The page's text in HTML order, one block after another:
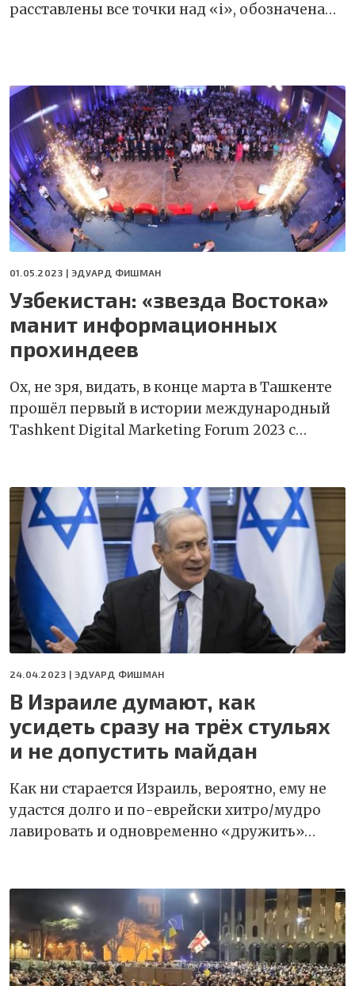
расставлены все точки над «i», обозначена…
01.05.2023 |ЭДУАРД ФИШМАН
Узбекистан: «звезда Востока»
манит информационных
прохиндеев
Ох, не зря, видать, в конце марта в Ташкенте
прошёл первый в истории международный
Tashkent Digital Marketing Forum 2023 с…
24.04.2023 |ЭДУАРД ФИШМАН
В Израиле думают, как
усидеть сразу на трёх стульях
и не допустить майдан
Как ни старается Израиль, вероятно, ему не
удастся долго и по-еврейски хитро/мудро
лавировать и одновременно «дружить»…